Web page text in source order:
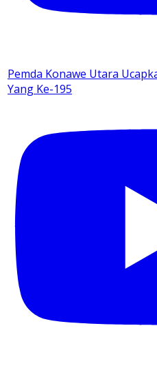
Pemda Konawe Utara
Yang Ke-195